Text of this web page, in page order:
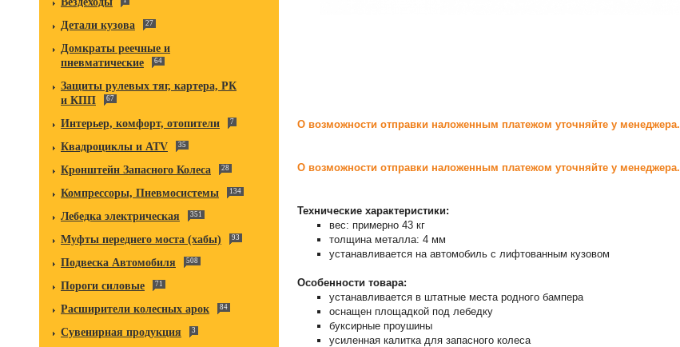
Детали кузова 27
Домкраты реечные и
пневматические
64
Защиты рулевых тяг, картера, РК
и КПП
67
Интерьер, комфорт, отопители 7
Квадроциклы и ATV 35
Кронштейн Запасного Колеса 28
Компрессоры, Пневмосистемы 134
Лебедка электрическая 351
Муфты переднего моста (хабы) 93
Подвеска Автомобиля 508
Пороги силовые 71
Расширители колесных арок 84
Сувенирная продукция 3
О возможности отправки наложенным платежом уточняйте у менеджера.
О возможности отправки наложенным платежом уточняйте у менеджера.
Технические характеристики:
вес: примерно 43 кг
толщина металла: 4 мм
устанавливается на автомобиль с лифтованным кузовом
Особенности товара:
устанавливается в штатные места родного бампера
оснащен площадкой под лебедку
буксирные проушины
усиленная калитка для запасного колеса